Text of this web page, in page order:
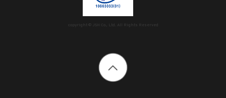
copyright © JSH Co., Ltd. All Rights Reserved